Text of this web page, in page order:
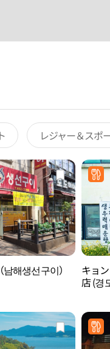
レジャー＆スポ
해생선구이）
キョ
店 (경